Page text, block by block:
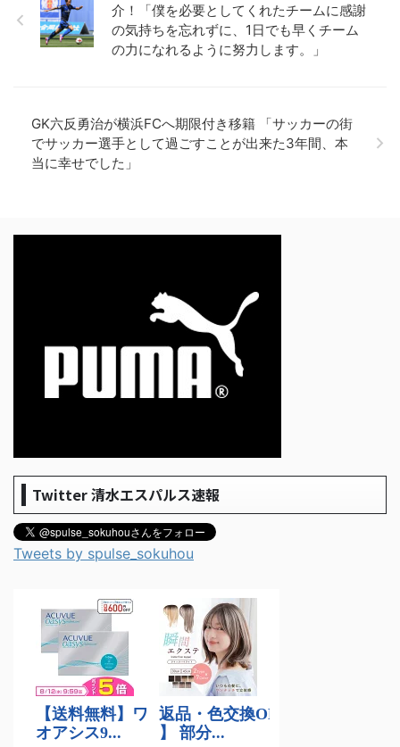
介！「僕を必要としてくれたチームに感謝
の気持ちを忘れずに、1日でも早くチーム
の力になれるように努力します。」
GK六反勇治が横浜FCへ期限付き移籍 「サッカーの街
でサッカー選手として過ごすことが出来た3年間、本
当に幸せでした」
Twitter 清水エスパルス速報
Tweets by spulse_sokuhou